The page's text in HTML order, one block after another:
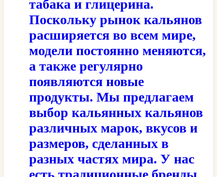
табака и глицерина.
Поскольку рынок кальянов
расширяется во всем мире,
модели постоянно меняются,
а также регулярно
появляются новые
продукты. Мы предлагаем
выбор кальянных кальянов
различных марок, вкусов и
размеров, сделанных в
разных частях мира. У нас